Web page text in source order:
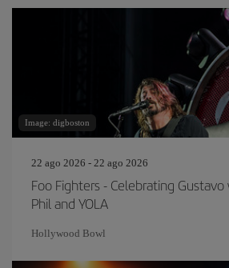
Image: digboston
22 ago 2026 - 22 ago 2026
Foo Fighters - Celebrating
Phil and YOLA
Hollywood Bowl